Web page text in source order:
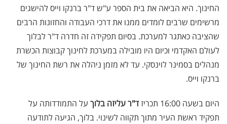
החינוך. היא הביאה את בית הספר ע"ש ד"ר ברנקו וייס להישגים
מרשימים שרבים לומדים ממנו את דרכי העבודה והחזונות הרבים
שהציבה כאתגר למערכת. בסיום תפקידה זה חדרה ד"ר לבלוך
לעולם האקדמי וכיום היו מובילה במערכת לחינוך קבוצות הכשרת
מנהלים בסמינר לוינסקי. עד לא מזמן ניהלה את רשת החינוך של
ברנקו וייס.
היום בשעה 16:00 תכריז ד"ר עליזה בלוך על התמודדותה על
תפקיד ראשת העיר מתוך תקווה לשינוי. בלוך, הגיעה לתודעה